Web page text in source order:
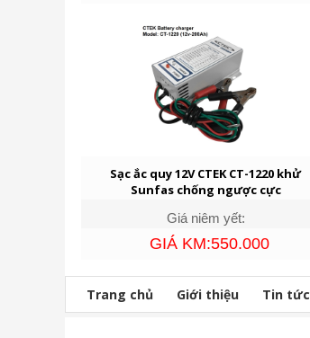
Sạc ắc quy 12V CTEK CT-1220 khử
Sunfas chống ngược cực
Giá niêm yết:
GIÁ KM:550.000
Trang chủ Giới thiệu Tin tức